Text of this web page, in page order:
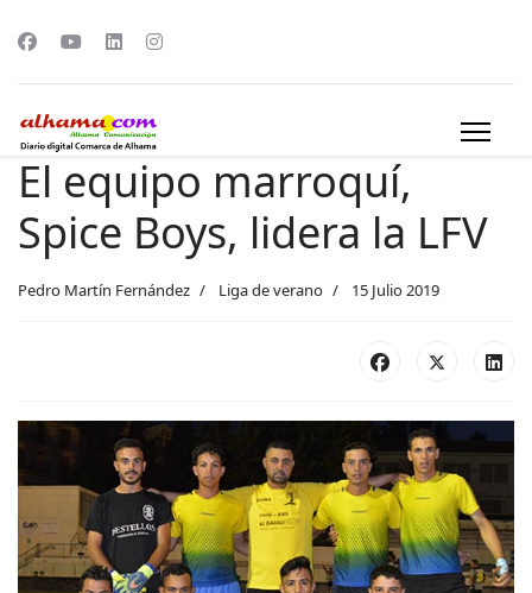
El equipo marroquí,
Spice Boys, lidera la LFV
Pedro Martín Fernández Liga de verano 15 Julio 2019